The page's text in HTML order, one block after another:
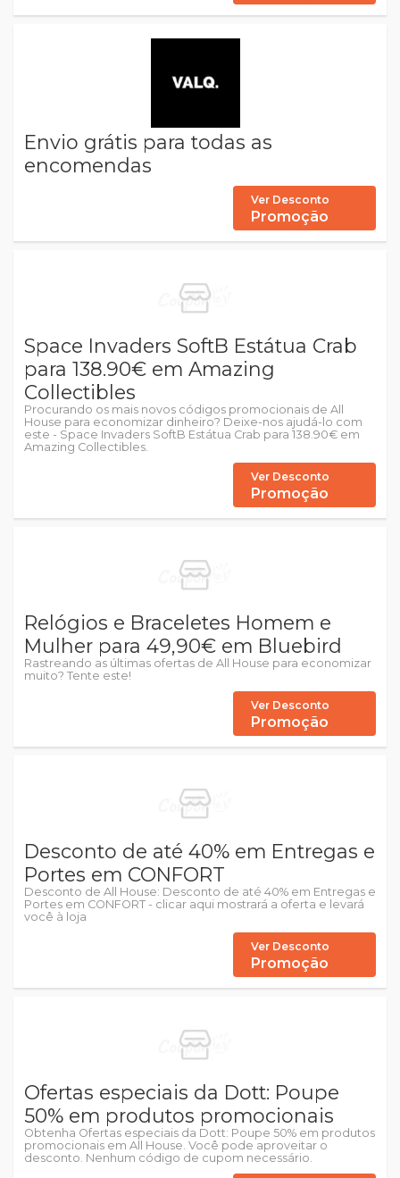
Envio grátis para todas as
encomendas
Ver Desconto
Promoção
Space Invaders SoftB Estátua Crab
para 138.90€ em Amazing
Collectibles
Procurando os mais novos códigos promocionais de All
House para economizar dinheiro? Deixe-nos ajudá-lo com
este - Space Invaders SoftB Estátua Crab para 138.90€ em
Amazing Collectibles.
Ver Desconto
Promoção
Relógios e Braceletes Homem e
Mulher para 49,90€ em Bluebird
Rastreando as últimas ofertas de All House para economizar
muito? Tente este!
Ver Desconto
Promoção
Desconto de até 40% em Entregas e
Portes em CONFORT
Desconto de All House: Desconto de até 40% em Entregas e
Portes em CONFORT - clicar aqui mostrará a oferta e levará
você à loja
Ver Desconto
Promoção
Ofertas especiais da Dott: Poupe
50% em produtos promocionais
Obtenha Ofertas especiais da Dott: Poupe 50% em produtos
promocionais em All House. Você pode aproveitar o
desconto. Nenhum código de cupom necessário.